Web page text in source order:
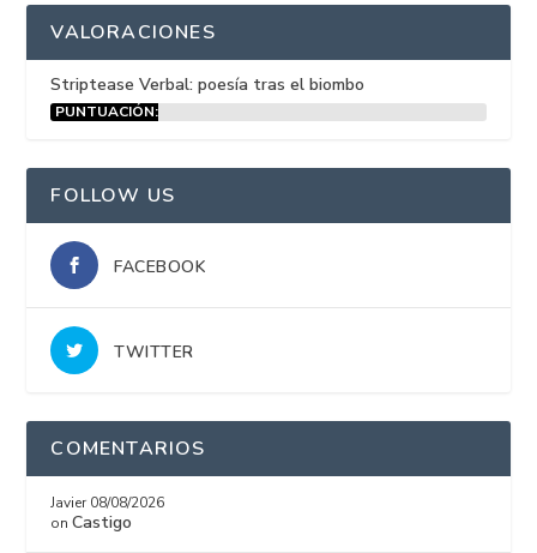
VALORACIONES
Striptease Verbal: poesía tras el biombo
PUNTUACIÓN:
FOLLOW US
FACEBOOK
TWITTER
COMENTARIOS
Javier 08/08/2026
onCastigo